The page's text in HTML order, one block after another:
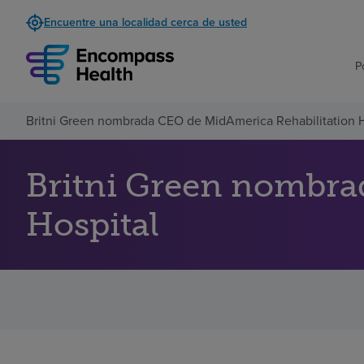
Encuentre una localidad cerca de usted
Britni Green nombrada CEO de MidAmerica Rehabilitation
Britni Green
Hospital